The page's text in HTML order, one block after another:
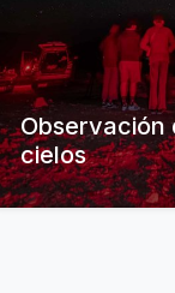
Observación
cielos